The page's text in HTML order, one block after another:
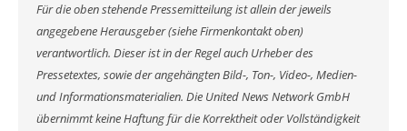
Für die oben stehende Pressemitteilung ist allein der jeweils
angegebene Herausgeber (siehe Firmenkontakt oben)
verantwortlich. Dieser ist in der Regel auch Urheber des
Pressetextes, sowie der angehängten Bild-, Ton-, Video-, Medien-
und Informationsmaterialien. Die United News Network GmbH
übernimmt keine Haftung für die Korrektheit oder Vollständigkeit